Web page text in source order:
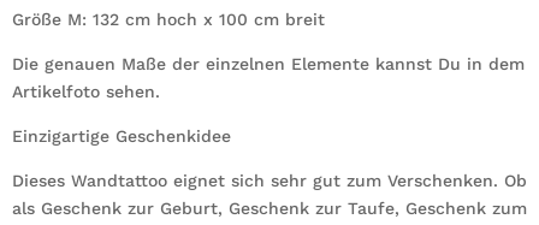
Größe M: 132 cm hoch x 100 cm breit
Die genauen Maße der einzelnen Elemente kannst Du in dem
Artikelfoto sehen.
Einzigartige Geschenkidee
Dieses Wandtattoo eignet sich sehr gut zum Verschenken. Ob
als Geschenk zur Geburt, Geschenk zur Taufe, Geschenk zum